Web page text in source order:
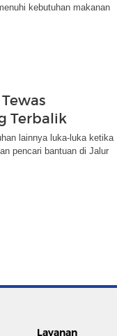
kebutuhan makanan
Terbalik
lainnya luka-luka ketika
pencari bantuan di Jalur
Layanan